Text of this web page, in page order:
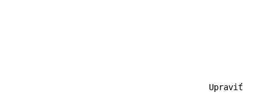
                                           Upraviť